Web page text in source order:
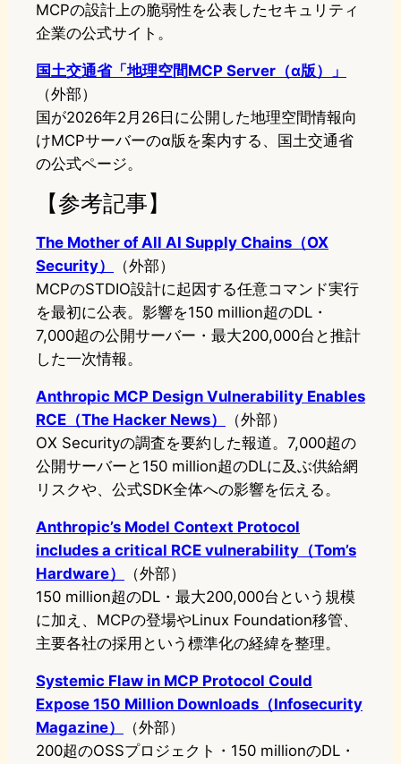
MCPの設計上の脆弱性を公表したセキュリティ
企業の公式サイト。
国土交通省「地理空間MCP Server（α版）」
（外部）
国が2026年2月26日に公開した地理空間情報向
けMCPサーバーのα版を案内する、国土交通省
の公式ページ。
【参考記事】
The Mother of All AI Supply Chains（OX
Security）
（外部）
MCPのSTDIO設計に起因する任意コマンド実行
を最初に公表。影響を150 million超のDL・
7,000超の公開サーバー・最大200,000台と推計
した一次情報。
Anthropic MCP Design Vulnerability Enables
RCE（The Hacker News）
（外部）
OX Securityの調査を要約した報道。7,000超の
公開サーバーと150 million超のDLに及ぶ供給網
リスクや、公式SDK全体への影響を伝える。
Anthropic’s Model Context Protocol
includes a critical RCE vulnerability（Tom’s
Hardware）
（外部）
150 million超のDL・最大200,000台という規模
に加え、MCPの登場やLinux Foundation移管、
主要各社の採用という標準化の経緯を整理。
Systemic Flaw in MCP Protocol Could
Expose 150 Million Downloads（Infosecurity
Magazine）
（外部）
200超のOSSプロジェクト・150 millionのDL・